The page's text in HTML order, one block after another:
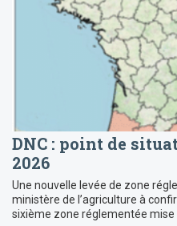
DNC : point de
2026
Une nouvelle levée de zone
ministère de l’agriculture à
sixième zone réglementée mise